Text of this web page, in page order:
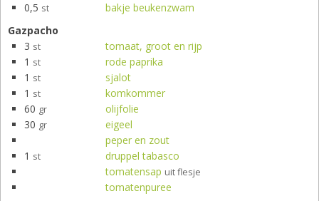
0,5 st
bakje beukenzwam
Gazpacho
3 st
tomaat, groot en rijp
1 st
rode paprika
1 st
sjalot
1 st
komkommer
60 gr
olijfolie
30 gr
eigeel
peper en zout
1 st
druppel tabasco
tomatensap uit flesje
tomatenpuree